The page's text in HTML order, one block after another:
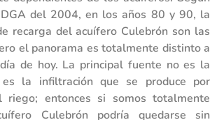
del 2004, en los años 80 y 90, la
recarga del acuífero Culebrón son las
el panorama es totalmente distinto a
de hoy. La principal fuente no es la
la infiltración que se produce por
riego; entonces si somos totalmente
Culebrón podría quedarse sin